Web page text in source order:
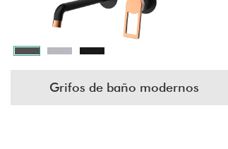
Grifos de baño modernos